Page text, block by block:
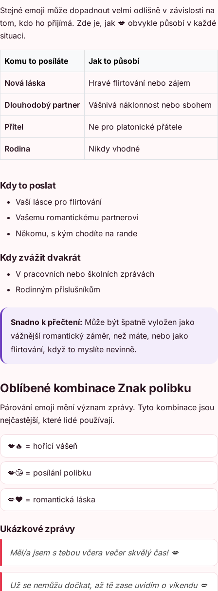
Stejné emoji může dopadnout velmi odlišně v závislosti na
tom, kdo ho přijímá. Zde je, jak 💋 obvykle působí v každé
situaci.
Komu to posíláte Jak to působí
Nová láska Hravé flirtování nebo zájem
Dlouhodobý partner Vášnivá náklonnost nebo sbohem
Přítel Ne pro platonické přátele
Rodina Nikdy vhodné
Kdy to poslat
Vaší lásce pro flirtování
Vašemu romantickému partnerovi
Někomu, s kým chodíte na rande
Kdy zvážit dvakrát
V pracovních nebo školních zprávách
Rodinným příslušníkům
Snadno k přečtení: Může být špatně vyložen jako
vážnější romantický záměr, než máte, nebo jako
flirtování, když to myslíte nevinně.
Oblíbené kombinace Znak polibku
Párování emoji mění význam zprávy. Tyto kombinace jsou
nejčastější, které lidé používají.
💋🔥 = hořící vášeň
💋😘 = posílání polibku
💋❤️ = romantická láska
Ukázkové zprávy
Měl/a jsem s tebou včera večer skvělý čas! 💋
Už se nemůžu dočkat, až tě zase uvidím o víkendu 💋